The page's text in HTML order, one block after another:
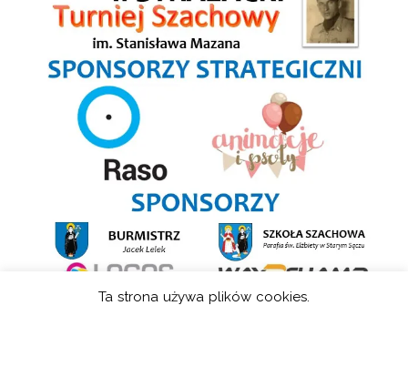
Ta strona używa plików cookies.